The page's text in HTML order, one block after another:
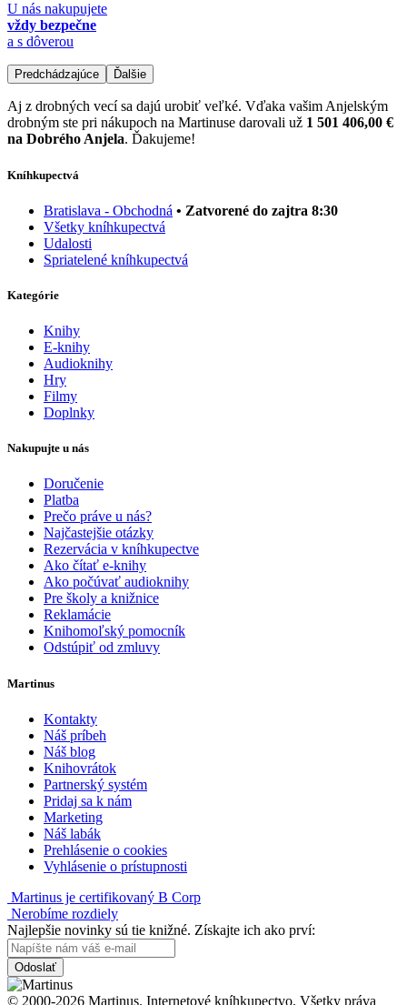
U nás nakupujete
vždy bezpečne
a s dôverou
Predchádzajúce Ďalšie
Aj z drobných vecí sa dajú urobiť veľké. Vďaka vašim Anjelským
drobným ste pri nákupoch na Martinuse darovali už 1 501 406,00 €
na Dobrého Anjela. Ďakujeme!
Kníhkupectvá
Bratislava - Obchodná • Zatvorené do zajtra 8:30
Všetky kníhkupectvá
Udalosti
Spriatelené kníhkupectvá
Kategórie
Knihy
E-knihy
Audioknihy
Hry
Filmy
Doplnky
Nakupujte u nás
Doručenie
Platba
Prečo práve u nás?
Najčastejšie otázky
Rezervácia v kníhkupectve
Ako čítať e-knihy
Ako počúvať audioknihy
Pre školy a knižnice
Reklamácie
Knihomoľský pomocník
Odstúpiť od zmluvy
Martinus
Kontakty
Náš príbeh
Náš blog
Knihovrátok
Partnerský systém
Pridaj sa k nám
Marketing
Náš labák
Prehlásenie o cookies
Vyhlásenie o prístupnosti
Martinus je certifikovaný B Corp
Nerobíme rozdiely
Najlepšie novinky sú tie knižné. Získajte ich ako prví:
Odoslať
© 2000-2026 Martinus. Internetové kníhkupectvo. Všetky práva